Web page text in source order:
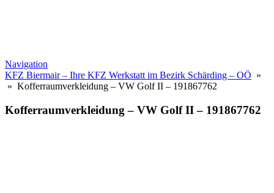
Navigation
KFZ Biermair – Ihre KFZ Werkstatt im Bezirk Schärding – OÖ »
» Kofferraumverkleidung – VW Golf II – 191867762
Kofferraumverkleidung – VW Golf II – 191867762